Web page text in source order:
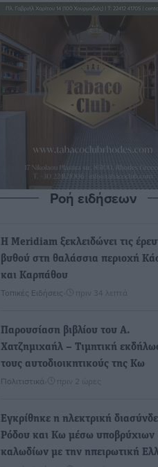
Ροή ειδήσεων
Η Meridiam ξεκλειδώνει τις
βυθού στη θαλάσσια περιοχή
και Καρπάθου
Τοπικές Ειδήσεις πριν 34 λεπτά
Παρουσίαση βιβλίου του Α.
Χατζημιχαήλ – Τιμητική
τους αυτοδιοικητικούς της Κω
Πολιτιστικά πριν 2 ώρες
Εγκρίθηκε η ηλεκτρική
Ρόδου και Κω μέσω υποβρύχιων
καλωδίων με την ηπειρωτική